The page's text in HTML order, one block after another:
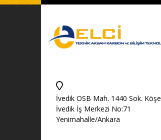
İvedik OSB Mah. 1440 Sok. Köşe
İvedik İş Merkezi No:71
Yenimahalle/Ankara